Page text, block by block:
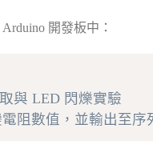
開發板中：
與 LED 閃爍實驗
阻數值，並輸出至序